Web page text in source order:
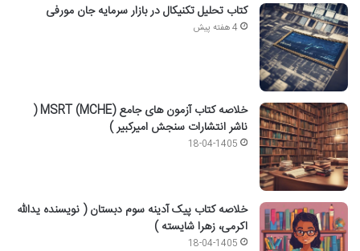
کتاب تحلیل تکنیکال در بازار سرمایه جان مورفی
4 هفته پیش
خلاصه کتاب آزمون های جامع MSRT (MCHE) (
ناشر انتشارات سنجش امیرکبیر )
18-04-1405
خلاصه کتاب پیک آدینه سوم دبستان ( نویسنده یدالله
اکرمی، زهرا شایسته )
18-04-1405